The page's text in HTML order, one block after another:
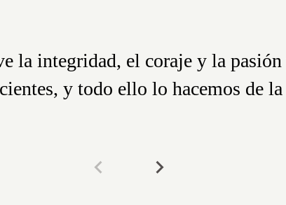
la integridad, el coraje y la
y todo ello lo hacemos de